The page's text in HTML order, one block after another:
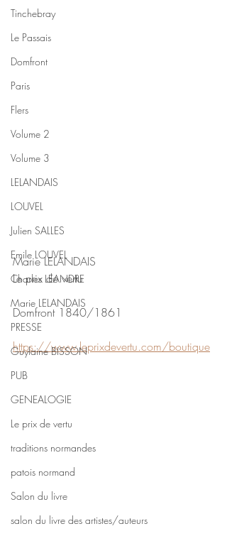
Tinchebray
Le Passais
Domfront
Paris
Flers
Volume 2
Volume 3
LELANDAIS
LOUVEL
Julien SALLES
Emile LOUVEL
Charles LEANDRE
Marie LELANDAIS
PRESSE
Guylaine BISSON
PUB
GENEALOGIE
Le prix de vertu
traditions normandes
patois normand
Salon du livre
salon du livre des artistes/auteurs
Marie LELANDAIS
Le prix de vertu
Domfront 1840/1861
https://www.leprixdevertu.com/boutique